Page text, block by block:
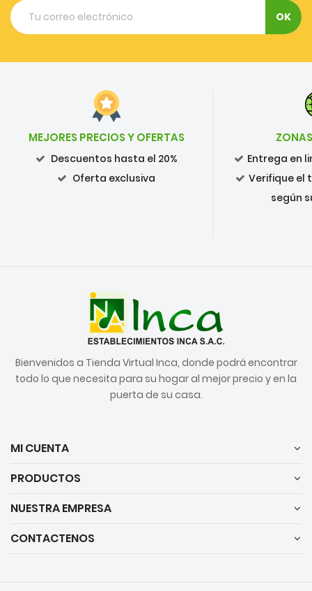
MEJORES PRECIOS Y OFERTAS
Descuentos hasta el 20%
Oferta exclusiva
Entrega en
Verifique el
según
Bienvenidos a Tienda Virtual Inca, donde podrá encontrar
todo lo que necesita para su hogar al mejor precio y en la
puerta de su casa.
MI CUENTA
PRODUCTOS
NUESTRA EMPRESA
CONTACTENOS